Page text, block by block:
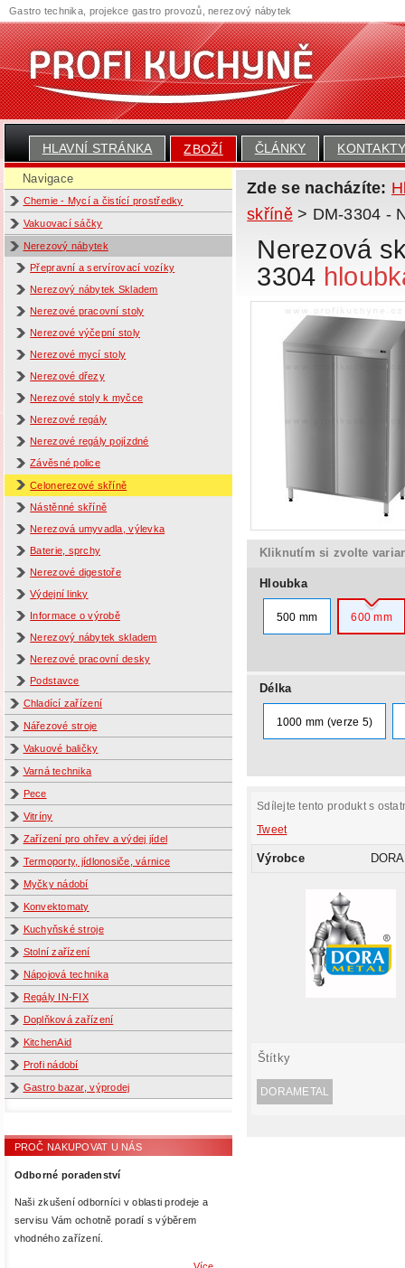
HLAVNÍ STRÁNKA ZBOŽÍ ČLÁNKY
Navigace
Chemie - Mycí a čistící prostředky
Vakuovací sáčky
Nerezový nábytek
Přepravní a servírovací vozíky
Nerezový nábytek Skladem
Nerezové pracovní stoly
Nerezové výčepní stoly
Nerezové mycí stoly
Nerezové dřezy
Nerezové stoly k myčce
Nerezové regály
Nerezové regály pojízdné
Závěsné police
Celonerezové skříně
Nástěnné skříně
Nerezová umyvadla, výlevka
Baterie, sprchy
Nerezové digestoře
Výdejní linky
Informace o výrobě
Nerezový nábytek skladem
Nerezové pracovní desky
Podstavce
Chladící zařízení
Nářezové stroje
Vakuové baličky
Varná technika
Pece
Vitríny
Zařízení pro ohřev a výdej jídel
Termoporty, jídlonosiče, várnice
Myčky nádobí
Konvektomaty
Kuchyňské stroje
Stolní zařízení
Nápojová technika
Regály IN-FIX
Doplňková zařízení
KitchenAid
Profi nádobí
Gastro bazar, výprodej
PROČ NAKUPOVAT U NÁS
Odborné poradenství
Naši zkušení odborníci v oblasti prodeje a
servisu Vám ochotně poradí s výběrem
vhodného zařízení.
Zde se nacházíte:
skříně> DM-3304 -
Nerezová
3304
Kliknutím si zvolte
Hloubka
500 mm 600 mm
Délka
1000 mm (verze 5)
Sdílejte tento produkt s
Tweet
Výrobce
Štítky
DORAMETAL
Gastro technika, projekce gastro provozů, nerezový nábytek